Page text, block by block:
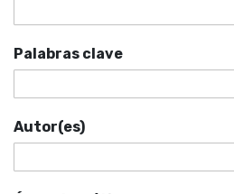
Palabras clave
Autor(es)